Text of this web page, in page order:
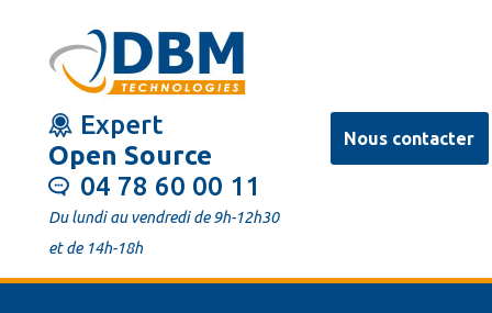
principal
Expert
Open Source
04 78 60 00 11
Du lundi au vendredi de 9h-12h30
et de 14h-18h
Nous contacter